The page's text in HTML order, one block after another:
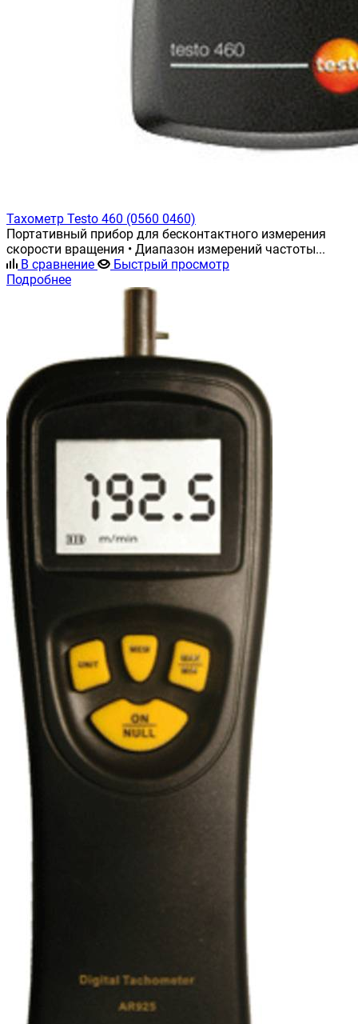
Тахометр Testo 460 (0560 0460)
Портативный прибор для бесконтактного измерения
скорости вращения • Диапазон измерений частоты...
В сравнение
Быстрый просмотр
Подробнее